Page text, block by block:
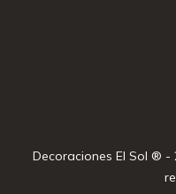
Decoraciones El Sol ® -